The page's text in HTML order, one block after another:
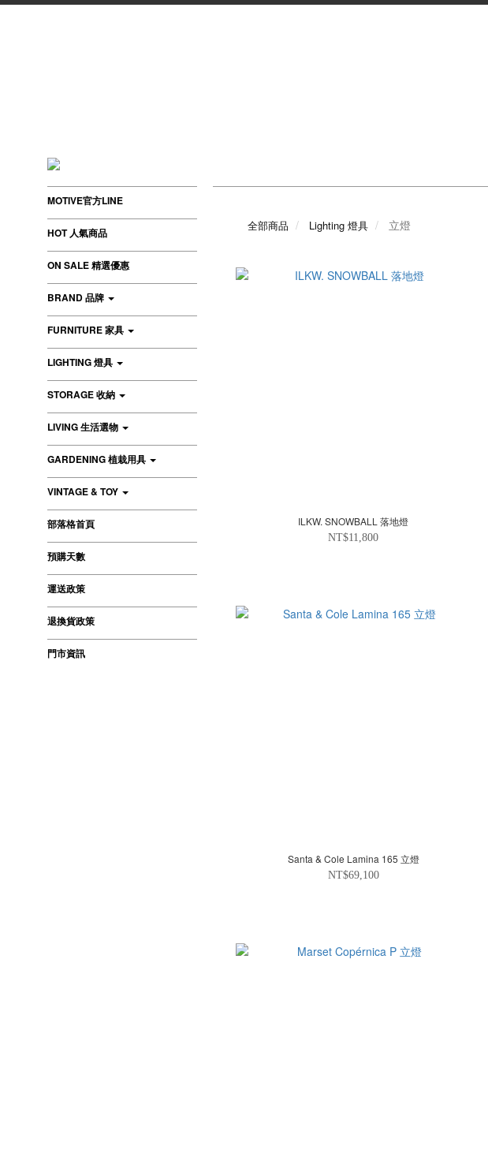
MOTIVE官方LINE
HOT 人氣商品
ON SALE 精選優惠
BRAND 品牌
FURNITURE 家具
LIGHTING 燈具
STORAGE 收納
LIVING 生活選物
GARDENING 植栽用具
VINTAGE & TOY
部落格首頁
預購天數
運送政策
退換貨政策
門市資訊
全部商品 Lighting 燈具 立燈
ILKW. SNOWBALL 落地燈
NT$11,800
Santa & Cole Lamina 165 立燈
NT$69,100